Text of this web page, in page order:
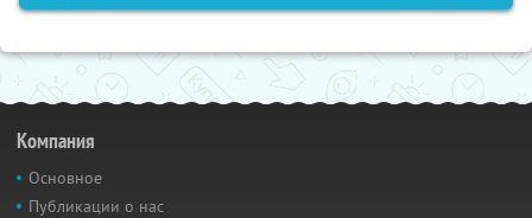
Компания
Основное
Публикации о нас